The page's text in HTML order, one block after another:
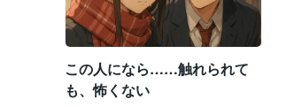
この人になら……触れられて
も、怖くない